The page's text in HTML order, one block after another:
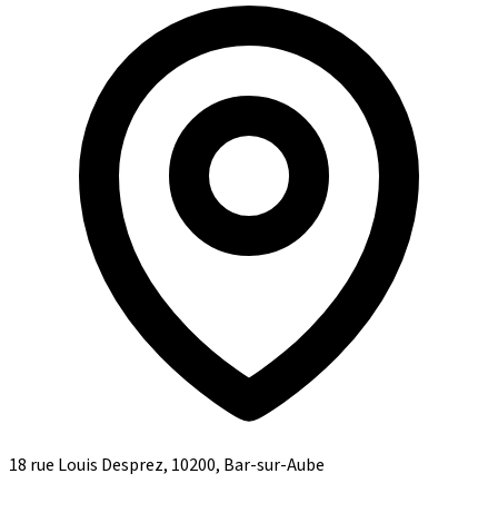
18 rue Louis Desprez, 10200, Bar-sur-Aube